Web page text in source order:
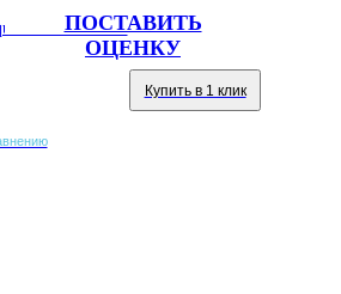
ПОСТАВИТЬ
ОЦЕНКУ
Well 3-JXT-CК
Купить в 1 клик